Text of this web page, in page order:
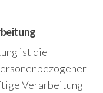
ist die
Verarbeitung